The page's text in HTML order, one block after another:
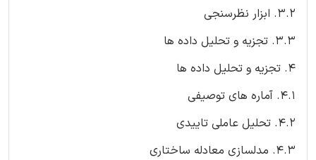
3.2. ابزار نظرسنجی
3.3. تجزیه و تحلیل داده ها
4. تجزیه و تحلیل داده ها
4.1. آماره های توصیفی
4.2. تحلیل عاملی تاییدی
4.3. مدلسازی معادله ساختاری